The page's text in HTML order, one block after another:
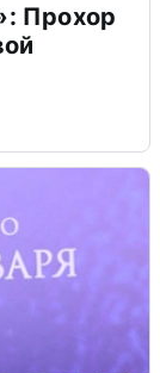
Прохор